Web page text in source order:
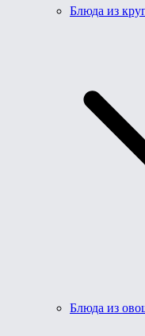
Блюда из
Блюда из